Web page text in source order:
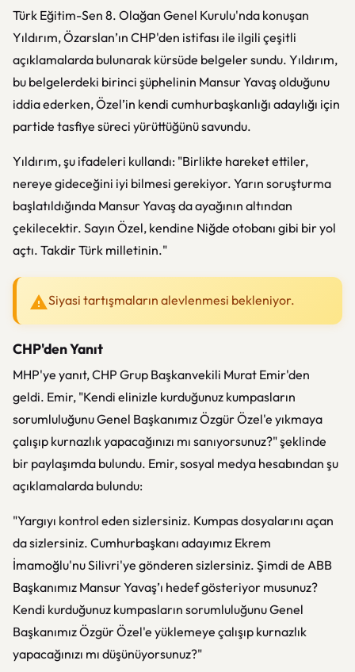
Türk Eğitim-Sen 8. Olağan Genel Kurulu'nda konuşan
Yıldırım, Özarslan’ın CHP'den istifası ile ilgili çeşitli
açıklamalarda bulunarak kürsüde belgeler sundu. Yıldırım,
bu belgelerdeki birinci şüphelinin Mansur Yavaş olduğunu
iddia ederken, Özel’in kendi cumhurbaşkanlığı adaylığı için
partide tasfiye süreci yürüttüğünü savundu.
Yıldırım, şu ifadeleri kullandı: "Birlikte hareket ettiler,
nereye gideceğini iyi bilmesi gerekiyor. Yarın soruşturma
başlatıldığında Mansur Yavaş da ayağının altından
çekilecektir. Sayın Özel, kendine Niğde otobanı gibi bir yol
açtı. Takdir Türk milletinin."
Siyasi tartışmaların alevlenmesi bekleniyor.
CHP'den Yanıt
MHP'ye yanıt, CHP Grup Başkanvekili Murat Emir'den
geldi. Emir, "Kendi elinizle kurduğunuz kumpasların
sorumluluğunu Genel Başkanımız Özgür Özel'e yıkmaya
çalışıp kurnazlık yapacağınızı mı sanıyorsunuz?" şeklinde
bir paylaşımda bulundu. Emir, sosyal medya hesabından şu
açıklamalarda bulundu:
"Yargıyı kontrol eden sizlersiniz. Kumpas dosyalarını açan
da sizlersiniz. Cumhurbaşkanı adayımız Ekrem
İmamoğlu'nu Silivri'ye gönderen sizlersiniz. Şimdi de ABB
Başkanımız Mansur Yavaş’ı hedef gösteriyor musunuz?
Kendi kurduğunuz kumpasların sorumluluğunu Genel
Başkanımız Özgür Özel'e yüklemeye çalışıp kurnazlık
yapacağınızı mı düşünüyorsunuz?"